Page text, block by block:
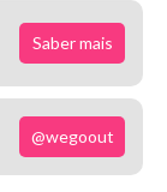
Saber mais
@wegoout